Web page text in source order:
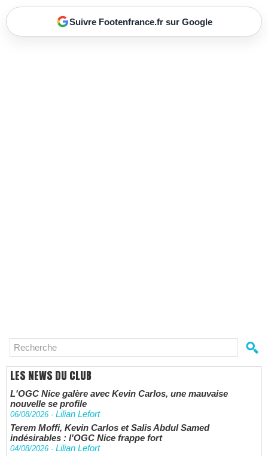
Suivre Footenfrance.fr sur Google
LES NEWS DU CLUB
L'OGC Nice galère avec Kevin Carlos, une mauvaise
nouvelle se profile
06/08/2026 - Lilian Lefort
Terem Moffi, Kevin Carlos et Salis Abdul Samed
indésirables : l'OGC Nice frappe fort
04/08/2026 - Lilian Lefort